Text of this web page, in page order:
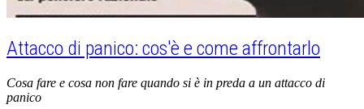
Attacco di panico: cos'è e come affrontarlo
Cosa fare e cosa non fare quando si è in preda a un attacco di
panico